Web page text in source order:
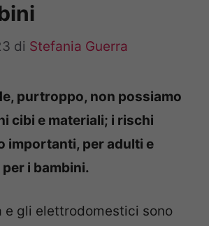
di Stefania Guerra
purtroppo, non possiamo
cibi e materiali; i rischi
importanti, per adulti e
i bambini.
e gli elettrodomestici sono